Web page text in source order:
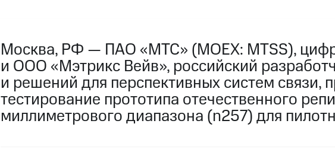
Москва, РФ — ПАО «МТС» (MOEX: MTSS),
и ООО «Мэтрикс Вейв», российский
и решений для перспективных систем связи,
тестирование прототипа отечественного
миллиметрового диапазона (n257) для